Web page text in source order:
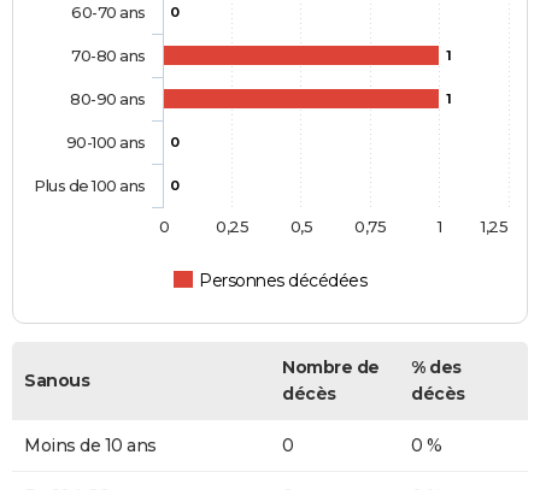
0
1
1
0
0
Personnes décédées
60-70 ans
70-80 ans
80-90 ans
90-100 ans
Plus de 100 ans
0 1
0,25 0,5 0,75 1,25
Sanous
Nombre de
décès
% des
décès
Moins de 10 ans 0 0 %